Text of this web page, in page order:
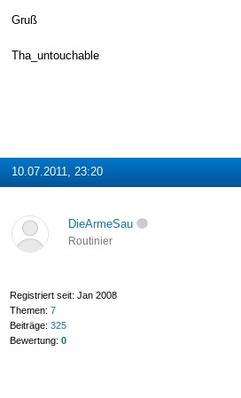
Gruß
Tha_untouchable
10.07.2011, 23:20
DieArmeSau
Routinier
Registriert seit: Jan 2008
Themen: 7
Beiträge: 325
Bewertung: 0